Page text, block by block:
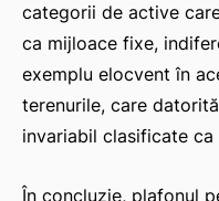
categorii de active
ca mijloace fixe,
exemplu elocvent în
terenurile, care
invariabil clasificate
În concluzie, plafonul